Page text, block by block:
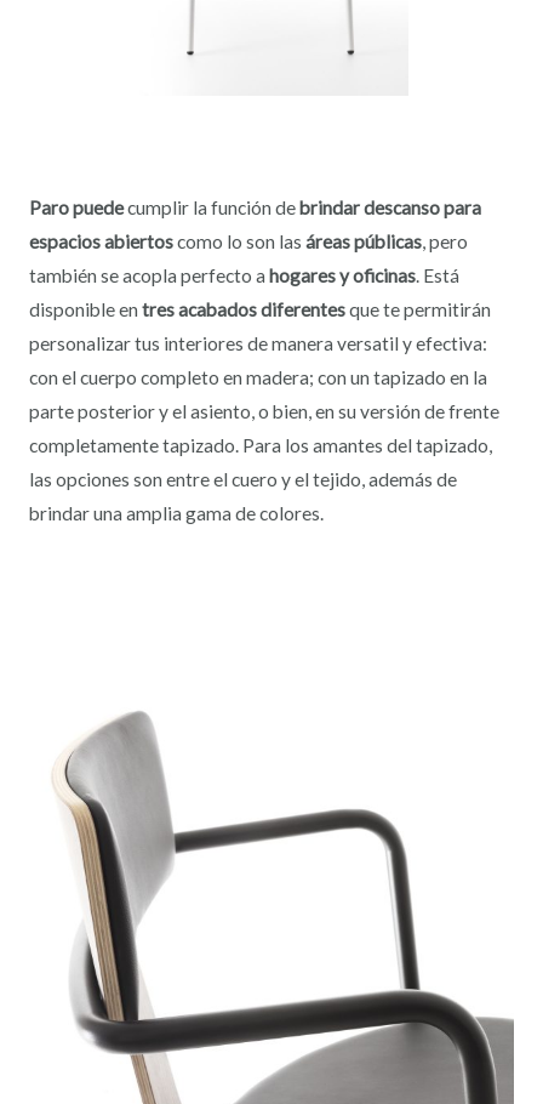
Paro puedecumplir la función debrindar descanso para
espacios abiertoscomo lo son las áreas públicas, pero
también se acopla perfecto a hogares y oficinas. Está
disponible en tres acabados diferentesque te permitirán
personalizar tus interiores de manera versatil y efectiva:
con el cuerpo completo en madera; con un tapizado en la
parte posterior y el asiento, o bien, en su versión de frente
completamente tapizado. Para los amantes del tapizado,
las opciones son entre el cuero y el tejido, además de
brindar una amplia gama de colores.